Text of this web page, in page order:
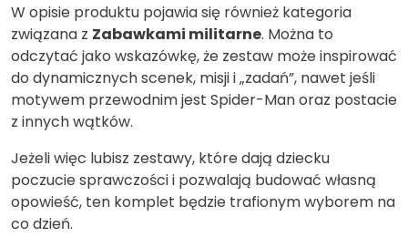
W opisie produktu pojawia się również kategoria
związana z Zabawkami militarne. Można to
odczytać jako wskazówkę, że zestaw może inspirować
do dynamicznych scenek, misji i „zadań”, nawet jeśli
motywem przewodnim jest Spider-Man oraz postacie
z innych wątków.
Jeżeli więc lubisz zestawy, które dają dziecku
poczucie sprawczości i pozwalają budować własną
opowieść, ten komplet będzie trafionym wyborem na
co dzień.